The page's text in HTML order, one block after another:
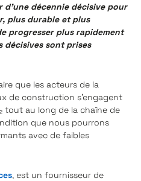
décennie décisive pour
plus durable et plus
progresser plus rapidement
décisives sont prises
que les acteurs de la
de construction s'engagent
tout au long de la chaîne de
que nous pourrons
avec de faibles
, est un fournisseur de